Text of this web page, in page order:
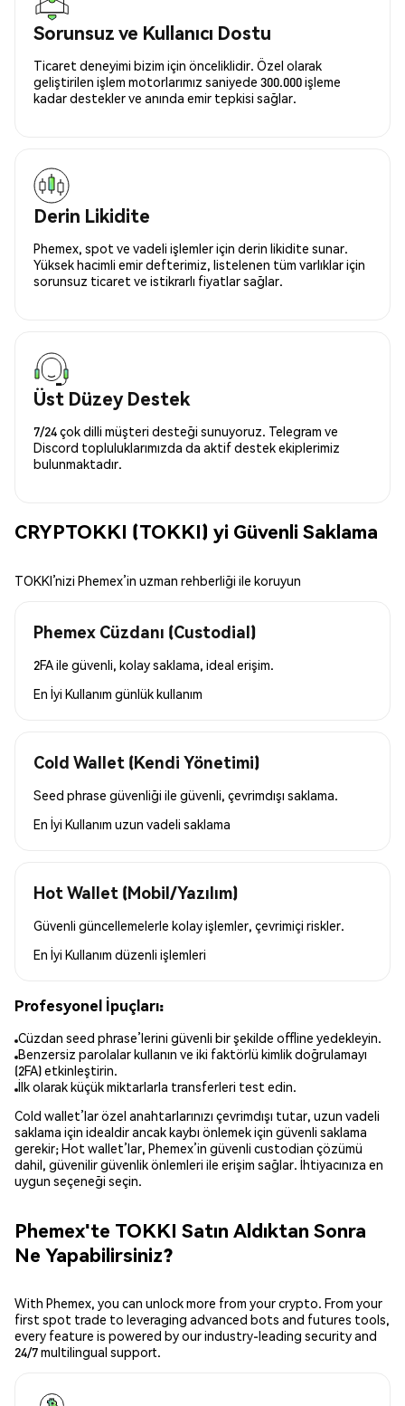
Sorunsuz ve Kullanıcı Dostu
Ticaret deneyimi bizim için önceliklidir. Özel olarak
geliştirilen işlem motorlarımız saniyede 300.000 işleme
kadar destekler ve anında emir tepkisi sağlar.
Derin Likidite
Phemex, spot ve vadeli işlemler için derin likidite sunar.
Yüksek hacimli emir defterimiz, listelenen tüm varlıklar için
sorunsuz ticaret ve istikrarlı fiyatlar sağlar.
Üst Düzey Destek
7/24 çok dilli müşteri desteği sunuyoruz. Telegram ve
Discord topluluklarımızda da aktif destek ekiplerimiz
bulunmaktadır.
CRYPTOKKI (TOKKI) yi Güvenli Saklama
TOKKI’nizi Phemex’in uzman rehberliği ile koruyun
Phemex Cüzdanı (Custodial)
2FA ile güvenli, kolay saklama, ideal erişim.
En İyi Kullanım günlük kullanım
Cold Wallet (Kendi Yönetimi)
Seed phrase güvenliği ile güvenli, çevrimdışı saklama.
En İyi Kullanım uzun vadeli saklama
Hot Wallet (Mobil/Yazılım)
Güvenli güncellemelerle kolay işlemler, çevrimiçi riskler.
En İyi Kullanım düzenli işlemleri
Profesyonel İpuçları:
Cüzdan seed phrase’lerini güvenli bir şekilde offline yedekleyin.
Benzersiz parolalar kullanın ve iki faktörlü kimlik doğrulamayı
(2FA) etkinleştirin.
İlk olarak küçük miktarlarla transferleri test edin.
Cold wallet’lar özel anahtarlarınızı çevrimdışı tutar, uzun vadeli
saklama için idealdir ancak kaybı önlemek için güvenli saklama
gerekir; Hot wallet’lar, Phemex’in güvenli custodian çözümü
dahil, güvenilir güvenlik önlemleri ile erişim sağlar. İhtiyacınıza en
uygun seçeneği seçin.
Phemex'te TOKKI Satın Aldıktan Sonra
Ne Yapabilirsiniz?
With Phemex, you can unlock more from your crypto. From your
first spot trade to leveraging advanced bots and futures tools,
every feature is powered by our industry-leading security and
24/7 multilingual support.